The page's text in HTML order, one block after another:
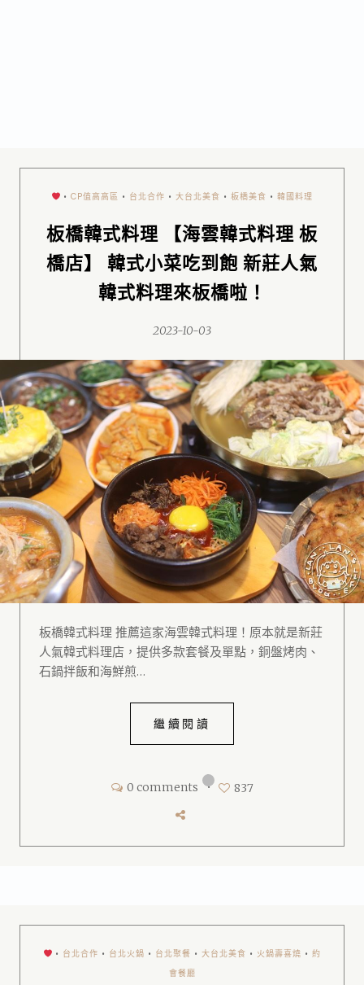
•CP值高高區 • 台北合作 •大台北美食 •板橋美食 •韓國料理
板橋韓式料理 【海雲韓式料理 板
橋店】 韓式小菜吃到飽 新莊人氣
韓式料理來板橋啦！
2023-10-03
板橋韓式料理 推薦這家海雲韓式料理！原本就是新莊
人氣韓式料理店，提供多款套餐及單點，銅盤烤肉、
石鍋拌飯和海鮮煎…
繼續閱讀
0 comments • 837
• 台北合作 • 台北火鍋 • 台北聚餐 •大台北美食 •火鍋壽喜燒 •約
會餐廳